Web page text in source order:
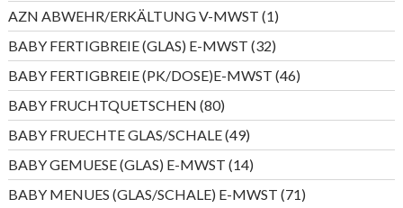
Produkt
AZN ABWEHR/ERKÄLTUNG V-MWST 11
Produkt
BABY FERTIGBREIE (GLAS) E-MWST 3232
Produkte
BABY FERTIGBREIE (PK/DOSE)E-MWST 4646
Produkte
BABY FRUCHTQUETSCHEN 8080
Produkte
BABY FRUECHTE GLAS/SCHALE 4949
Produkte
BABY GEMUESE (GLAS) E-MWST 1414
Produkte
BABY MENUES (GLAS/SCHALE) E-MWST 7171